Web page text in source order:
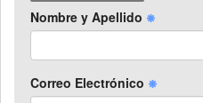
Nombre y Apellido
Correo Electrónico